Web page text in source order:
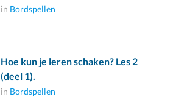
in Bordspellen
Hoe kun je leren schaken? Les 2
(deel 1).
in Bordspellen